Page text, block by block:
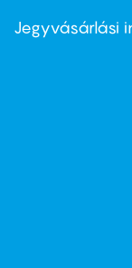
second
Jegyvásárlási